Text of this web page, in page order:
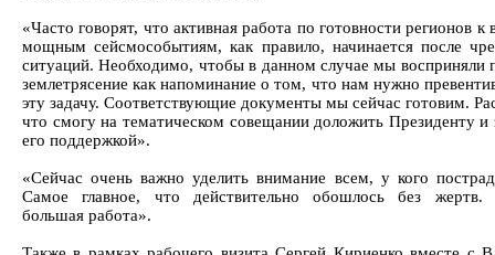
«Часто говорят, что активная работа по готовности регионов
мощным сейсмособытиям, как правило, начинается после
ситуаций. Необходимо, чтобы в данном случае мы восприняли
землетрясение как напоминание о том, что нам нужно
эту задачу. Соответствующие документы мы сейчас готовим.
что смогу на тематическом совещании доложить Президенту и
его поддержкой».
«Сейчас очень важно уделить внимание всем, у кого
Самое главное, что действительно обошлось без жертв.
большая работа».